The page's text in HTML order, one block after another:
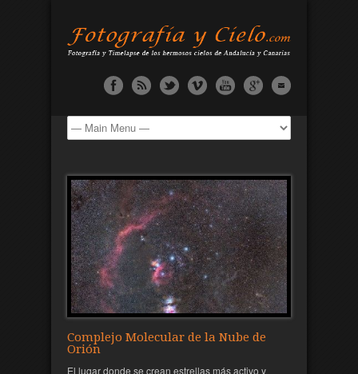
Complejo Molecular de la Nube de
Orión
El lugar donde se crean estrellas más activo y